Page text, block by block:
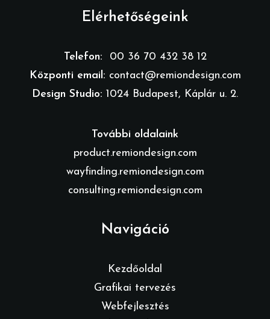
Elérhetőségeink
Telefon:
00 36 70 432 38 12
Központi email: contact@remiondesign.com
Design Studio: 1024 Budapest, Káplár u. 2.
További oldalaink
product.remiondesign.com
wayfinding.remiondesign.com
consulting.remiondesign.com
Navigáció
Kezdőoldal
Grafikai tervezés
Webfejlesztés